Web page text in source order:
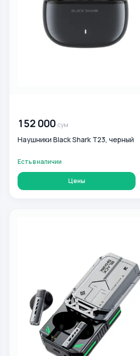
152 000 сум
Наушники Black Shark T23, черный
Есть в наличии
Цены